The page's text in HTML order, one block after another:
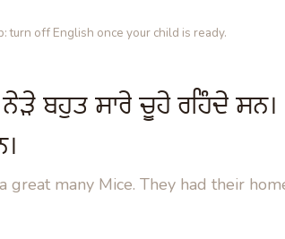
turn off English once your child is ready.
ਬਹੁਤ ਸਾਰੇ ਚੂਹੇ ਰਹਿੰਦੇ ਸਨ।
many Mice. They had their